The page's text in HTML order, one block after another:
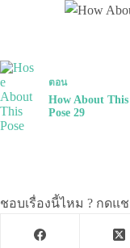
ตอน
How About This
Pose 29
ชอบเรื่องนี้ไหม ? กดแ